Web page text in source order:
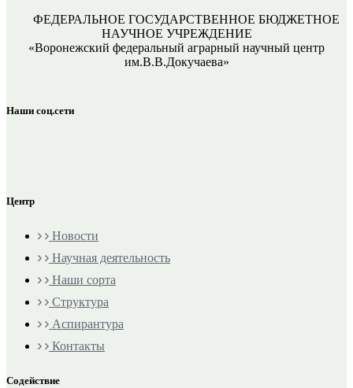
ФЕДЕРАЛЬНОЕ ГОСУДАРСТВЕННОЕ БЮДЖЕТНОЕ
НАУЧНОЕ УЧРЕЖДЕНИЕ
«Воронежский федеральный аграрный научный центр
им.В.В.Докучаева»
Наши соц.сети
Центр
Новости
Научная деятельность
Наши сорта
Структура
Аспирантура
Контакты
Содействие